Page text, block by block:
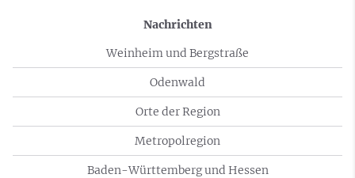
Nachrichten
Weinheim und Bergstraße
Odenwald
Orte der Region
Metropolregion
Baden-Württemberg und Hessen